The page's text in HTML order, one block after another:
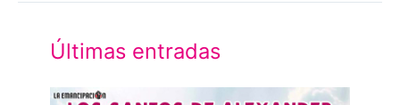
Últimas entradas